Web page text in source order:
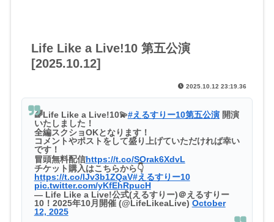
Life Like a Live!10 第五公演
[2025.10.12]
2025.10.12 23:19.36
🌈Life Like a Live!10💫#えるすりー10第五公演開演
いたしました！
全編スクショOKとなります！
コメントやポストをして盛り上げていただければ幸い
です！
冒頭無料配信https://t.co/SOrak6XdvL
チケット購入はこちらから👇
https://t.co/lJv3b1ZQaV#えるすりー10
pic.twitter.com/yKfEhRpucH
— Life Like a Live!公式(えるすりー)＠えるすりー
10！2025年10月開催 (@LifeLikeaLive) October
12, 2025